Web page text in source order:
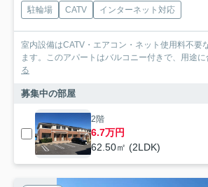
駐輪場 CATV インターネット対応
室内設備はCATV・エアコン・ネット使用料不要
ます。このアパートはバルコニー付きで、用途
る
募集中の部屋
2階
6.7万円
62.50㎡ (2LDK)